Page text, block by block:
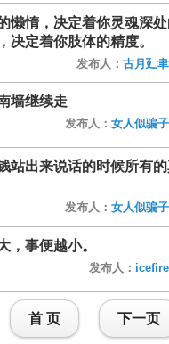
懒惰，决定着你灵魂深
决定着你肢体的精度。
发布人： 古月廴聿
墙继续走
发布人： 女人似骗子
站出来说话的时候所有
发布人： 女人似骗子
，事便越小。
发布人： icefire
首 页 下一页